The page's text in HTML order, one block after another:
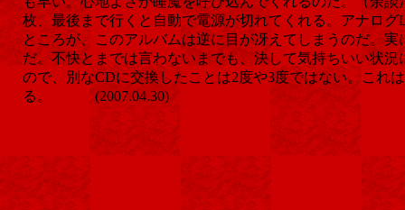
枚、最後まで行くと自動で電源が切れてくれる。アナログ
ところが、このアルバムは逆に目が冴えてしまうのだ。
だ。不快とまでは言わないまでも、決して気持ちいい状
ので、別なCDに交換したことは2度や3度ではない。これ
る。 (2007.04.30)